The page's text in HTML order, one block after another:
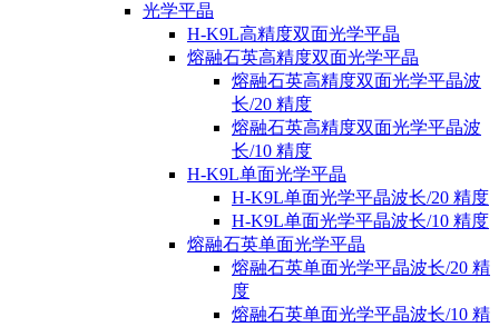
光学平晶
H-K9L高精度双面光学平晶
熔融石英高精度双面光学平晶
熔融石英高精度双面光学平晶波
长/20 精度
熔融石英高精度双面光学平晶波
长/10 精度
H-K9L单面光学平晶
H-K9L单面光学平晶波长/20 精度
H-K9L单面光学平晶波长/10 精度
熔融石英单面光学平晶
熔融石英单面光学平晶波长/20 精
度
熔融石英单面光学平晶波长/10 精